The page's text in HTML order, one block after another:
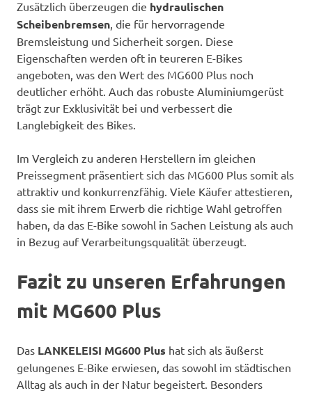
Zusätzlich überzeugen die hydraulischen
Scheibenbremsen, die für hervorragende
Bremsleistung und Sicherheit sorgen. Diese
Eigenschaften werden oft in teureren E-Bikes
angeboten, was den Wert des MG600 Plus noch
deutlicher erhöht. Auch das robuste Aluminiumgerüst
trägt zur Exklusivität bei und verbessert die
Langlebigkeit des Bikes.
Im Vergleich zu anderen Herstellern im gleichen
Preissegment präsentiert sich das MG600 Plus somit als
attraktiv und konkurrenzfähig. Viele Käufer attestieren,
dass sie mit ihrem Erwerb die richtige Wahl getroffen
haben, da das E-Bike sowohl in Sachen Leistung als auch
in Bezug auf Verarbeitungsqualität überzeugt.
Fazit zu unseren Erfahrungen
mit MG600 Plus
Das LANKELEISI MG600 Plus hat sich als äußerst
gelungenes E-Bike erwiesen, das sowohl im städtischen
Alltag als auch in der Natur begeistert. Besonders